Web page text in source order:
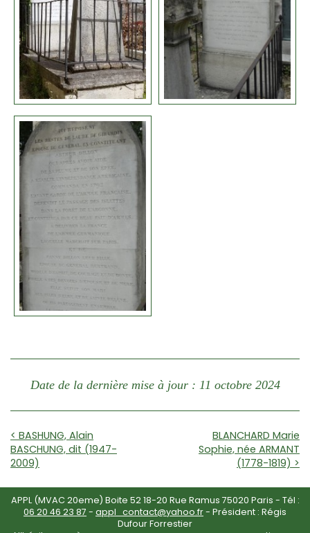
Date de la dernière mise à jour : 11 octobre 2024
< BASHUNG, Alain
BASCHUNG, dit (1947-
2009)
BLANCHARD Marie
Sophie, née ARMANT
(1778-1819) >
APPL (MVAC 20eme) Boite 52 18-20 Rue Ramus 75020 Paris - Tél :
06 20 46 23 87 - appl_contact@yahoo.fr- Président : Régis
Dufour Forrestier